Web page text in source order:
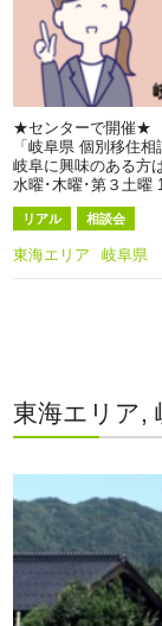
★センターで開催★
「岐阜県 個別移住相
岐阜に興味のある方
水曜･木曜･第３土曜
リアル 相談会
東海エリア 岐阜県
東海エリア,